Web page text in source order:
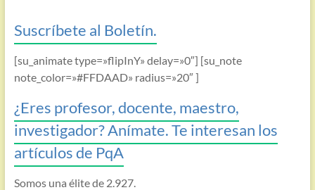
Suscríbete al Boletín.
[su_animate type=»flipInY» delay=»0″] [su_note
note_color=»#FFDAAD» radius=»20″ ]
¿Eres profesor, docente, maestro,
investigador? Anímate. Te interesan los
artículos de PqA
Somos una élite de 2.927.